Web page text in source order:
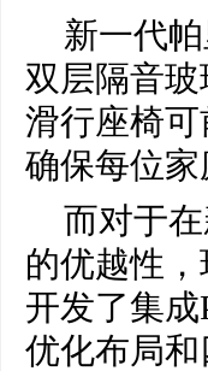
新一代
双层隔音
滑行座椅
确保每位
而对于
的优越性
开发了集
优化布局